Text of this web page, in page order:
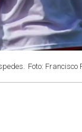
Foto: Francisco